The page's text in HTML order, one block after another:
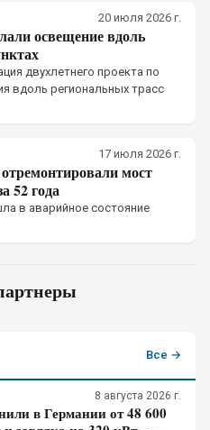
20 июля 2026 г.
освещение вдоль
двухлетнего проекта по
вдоль региональных трасс
17 июля 2026 г.
мост
52 года
в аварийное состояние
Все →
8 августа 2026 г.
в Германии от 48 600